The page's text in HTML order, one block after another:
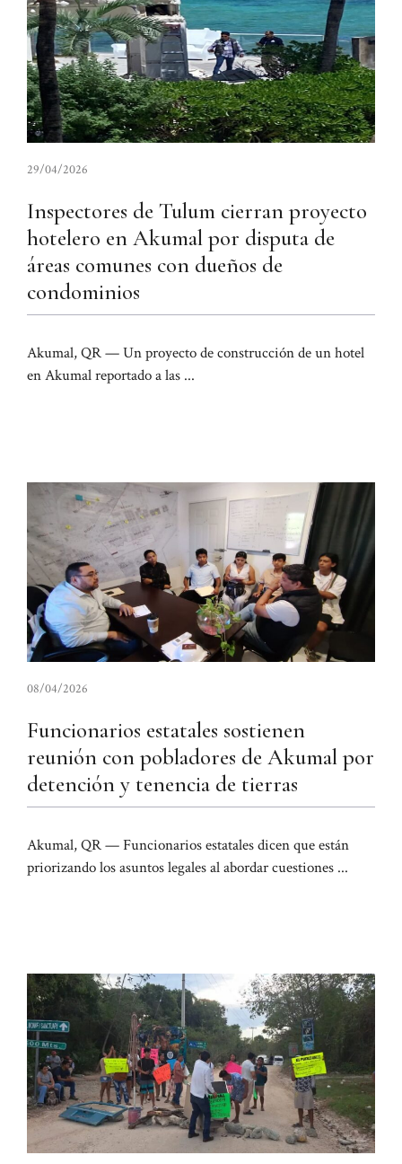
29/04/2026
Inspectores de Tulum cierran proyecto
hotelero en Akumal por disputa de
áreas comunes con dueños de
condominios
Akumal, QR — Un proyecto de construcción de un hotel
en Akumal reportado a las ...
08/04/2026
Funcionarios estatales sostienen
reunión con pobladores de Akumal por
detención y tenencia de tierras
Akumal, QR — Funcionarios estatales dicen que están
priorizando los asuntos legales al abordar cuestiones ...